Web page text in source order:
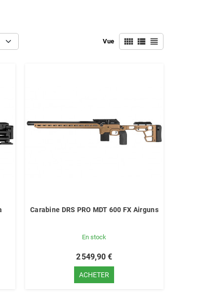
Vue view_comfy view_list view_headline
Carabine DRS PRO MDT 600 FX Airguns
En stock
2 549,90 €
ACHETER